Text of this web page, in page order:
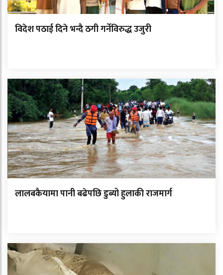
विदेश पठाई दिने भन्दै ठगी गर्नेविरुद्ध उजुरी
लालबकैयामा पानी बढेपछि डुब्यो हुलाकी राजमार्ग